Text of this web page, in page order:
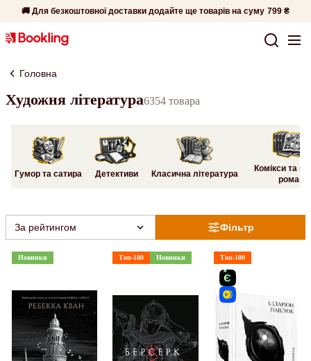
🚚 Для безкоштовної доставки додайте ще товарів на суму 799 ₴
Головна
Художня література6354 товара
Гумор та сатира Детективи Класична література
Комікси та
романи
Фільтр
За рейтингом
Новинки Топ-100 Новинки Топ-100